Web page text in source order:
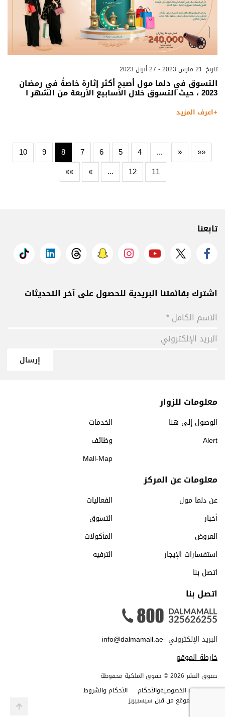
تاريخ: 21 مارس 2023 - 27 أبريل 2023
التسوق في دلما مول أصبح أكثر إثارة خاصةً في رمضان
2023 ، حيث التسوق خلال الأسابيع الأربعة من الشهر ا
+اعرف المزيد
««
«
...
4
5
6
7
8
9
10
11
12
...
»
»»
تابعنا
اشترك بقائمتنا البريدية للحصول على آخر التحديثات
إرسال
معلومات للزوار
الخدمات
الوصول إلى هنا
وظائف
Alert
Mall-Map
معلومات عن المركز
عن دلما مول
الفعاليات
أخبار
التسوق
العروض
المأكولات
استفسارات الإيجار
الترفيه
اتصل بنا
اتصل بنا
البريد الإلكتروني -info@dalmamall.ae
خارطة الموقع
حقوق النشر 2026 © حقوق الملكية محفوظة
سياسة الخصوصيةوالأحكام
الأحكام والشروط
صمم الموقع من قبل سيسبيريز